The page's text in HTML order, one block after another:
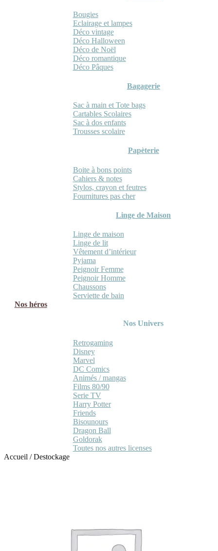
Bougies
Eclairage et lampes
Déco vintage
Déco Halloween
Déco de Noël
Déco romantique
Déco Pâques
Bagagerie
Sac à main et Tote bags
Cartables Scolaires
Sac à dos enfants
Trousses scolaire
Papèterie
Boite à bons points
Cahiers & notes
Stylos, crayon et feutres
Fournitures pas cher
Linge de Maison
Linge de maison
Linge de lit
Vêtement d’intérieur
Pyjama
Peignoir Femme
Peignoir Homme
Chaussons
Serviette de bain
Nos héros
Nos Univers
Retrogaming
Disney
Marvel
DC Comics
Animés / mangas
Films 80/90
Serie TV
Harry Potter
Friends
Bisounours
Dragon Ball
Goldorak
Toutes nos autres licenses
Accueil /Destockage